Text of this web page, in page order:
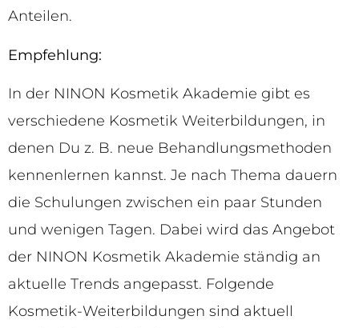
Anteilen.
Empfehlung:
In der NINON Kosmetik Akademie gibt es
verschiedene Kosmetik Weiterbildungen, in
denen Du z. B. neue Behandlungsmethoden
kennenlernen kannst. Je nach Thema dauern
die Schulungen zwischen ein paar Stunden
und wenigen Tagen. Dabei wird das Angebot
der NINON Kosmetik Akademie ständig an
aktuelle Trends angepasst. Folgende
Kosmetik-Weiterbildungen sind aktuell